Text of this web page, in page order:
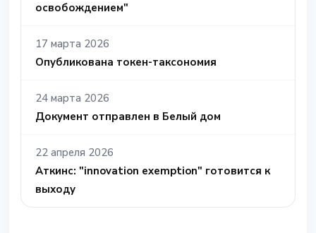
освобождением"
17 марта 2026
Опубликована токен-таксономия
24 марта 2026
Документ отправлен в Белый дом
22 апреля 2026
Аткинс: "innovation exemption" готовится к
выходу